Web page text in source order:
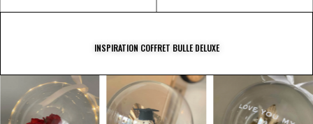
INSPIRATION COFFRET BULLE DELUXE